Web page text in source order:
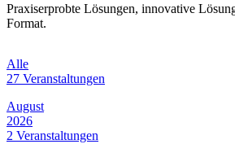
Praxiserprobte Lösungen, innovative
Format.
Alle
27 Veranstaltungen
August
2026
2 Veranstaltungen